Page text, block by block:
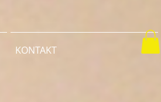
KONTAKT